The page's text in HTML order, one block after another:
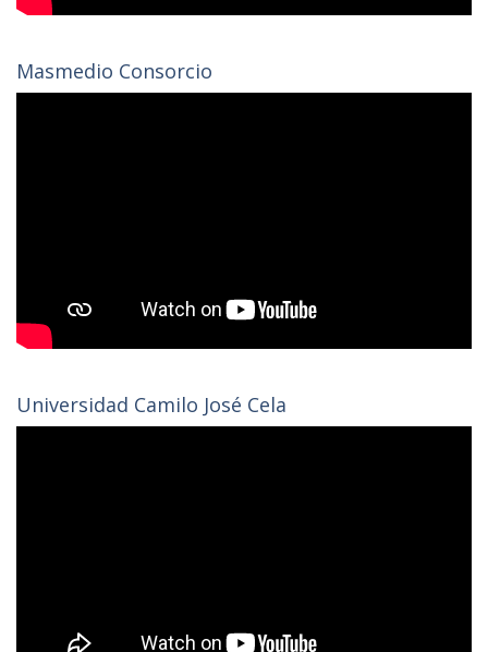
Masmedio Consorcio
Universidad Camilo José Cela